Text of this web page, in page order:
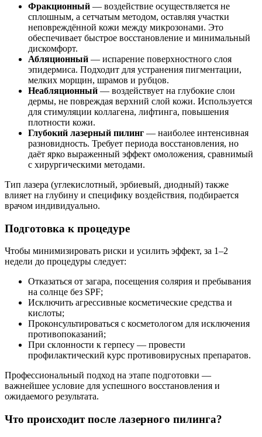
Фракционный — воздействие осуществляется не
сплошным, а сетчатым методом, оставляя участки
неповреждённой кожи между микрозонами. Это
обеспечивает быстрое восстановление и минимальный
дискомфорт.
Абляционный — испарение поверхностного слоя
эпидермиса. Подходит для устранения пигментации,
мелких морщин, шрамов и рубцов.
Неабляционный — воздействует на глубокие слои
дермы, не повреждая верхний слой кожи. Используется
для стимуляции коллагена, лифтинга, повышения
плотности кожи.
Глубокий лазерный пилинг — наиболее интенсивная
разновидность. Требует периода восстановления, но
даёт ярко выраженный эффект омоложения, сравнимый
с хирургическими методами.
Тип лазера (углекислотный, эрбиевый, диодный) также
влияет на глубину и специфику воздействия, подбирается
врачом индивидуально.
Подготовка к процедуре
Чтобы минимизировать риски и усилить эффект, за 1–2
недели до процедуры следует:
Отказаться от загара, посещения солярия и пребывания
на солнце без SPF;
Исключить агрессивные косметические средства и
кислоты;
Проконсультироваться с косметологом для исключения
противопоказаний;
При склонности к герпесу — провести
профилактический курс противовирусных препаратов.
Профессиональный подход на этапе подготовки —
важнейшее условие для успешного восстановления и
ожидаемого результата.
Что происходит после лазерного пилинга?